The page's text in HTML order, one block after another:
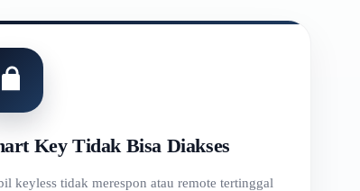
Key Tidak Bisa Diakses
keyless tidak merespon atau remote tertinggal